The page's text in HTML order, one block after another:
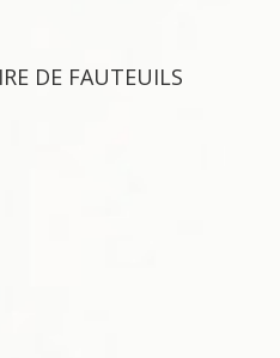
DE FAUTEUILS